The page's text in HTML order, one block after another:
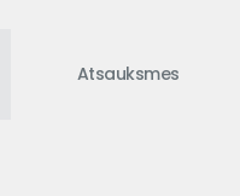
Atsauksmes